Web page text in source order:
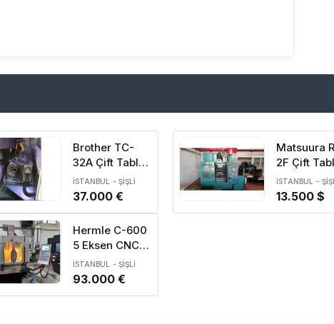
Brother TC-
32A Çift Tabla
Çift Divüzör
CNC İşleme
İSTANBUL - ŞİŞLİ
37.000 €
Matsuura
2F Çift
CNC Dik
Merkezi-
İSTANBUL -
13.500 $
Hermle C-600
5 Eksen CNC
işleme
Merkezi-2004
İSTANBUL - ŞİŞLİ
93.000 €